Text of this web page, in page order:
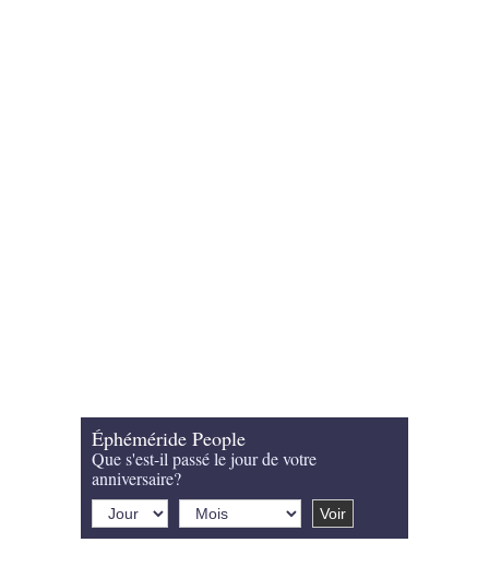
Éphéméride People
Que s'est-il passé le jour de votre
anniversaire?